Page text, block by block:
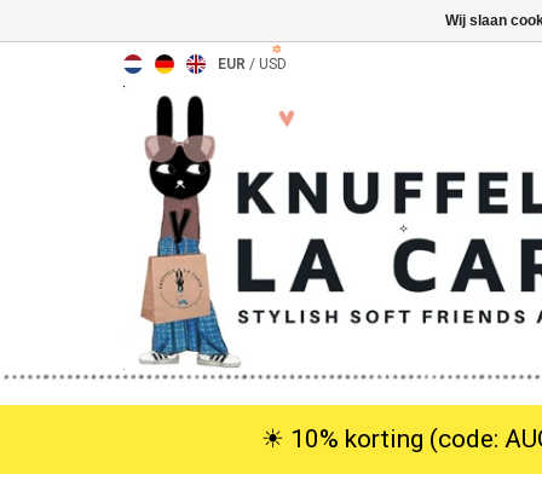
EUR / USD
☀︎ 10% korting (code:
Wij slaan